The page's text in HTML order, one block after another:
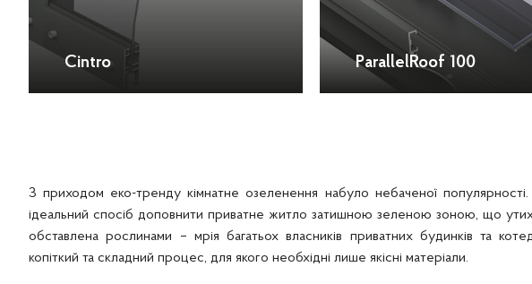
Cintro ParallelRoof 100
З приходом еко-тренду кімнатне озеленення набуло небаченої
ідеальний спосіб доповнити приватне житло затишною зеленою зоною, що
обставлена рослинами – мрія багатьох власників приватних будинків та
копіткий та складний процес, для якого необхідні лише якісні матеріали.